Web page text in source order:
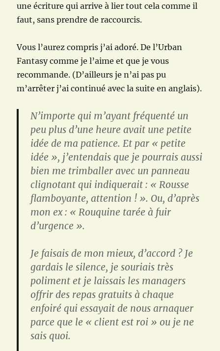
une écriture qui arrive à lier tout cela comme il
faut, sans prendre de raccourcis.
Vous l’aurez compris j’ai adoré. De l’Urban
Fantasy comme je l’aime et que je vous
recommande. (D’ailleurs je n’ai pas pu
m’arrêter j’ai continué avec la suite en anglais).
N’importe qui m’ayant fréquenté un
peu plus d’une heure avait une petite
idée de ma patience. Et par « petite
idée », j’entendais que je pourrais aussi
bien me trimballer avec un panneau
clignotant qui indiquerait : « Rousse
flamboyante, attention ! ». Ou, d’après
mon ex : « Rouquine tarée à fuir
d’urgence ».
Je faisais de mon mieux, d’accord ? Je
gardais le silence, je souriais très
poliment et je laissais les managers
offrir des repas gratuits à chaque
enfoiré qui essayait de nous arnaquer
parce que le « client est roi » ou je ne
sais quoi.